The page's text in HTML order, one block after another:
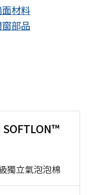
材料
部品
獨立氣泡泡棉